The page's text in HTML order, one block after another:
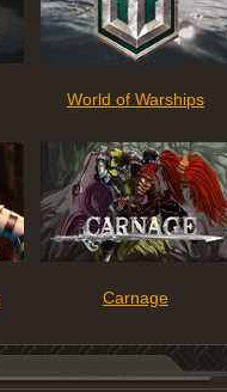
World of Warships
Carnage